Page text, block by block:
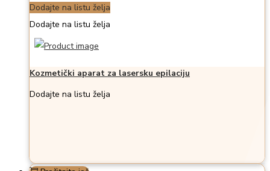
Dodajte na listu želja
Dodajte na listu želja
Kozmetički aparat za lasersku epilaciju
Dodajte na listu želja